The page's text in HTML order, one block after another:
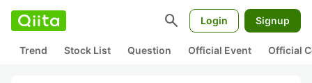
search Login Signup
Trend Stock List Question Official Event Official